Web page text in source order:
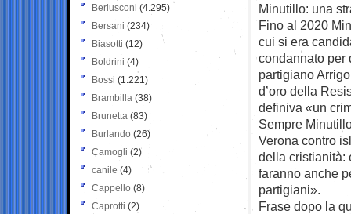
Minutillo: una
Fino al 2020
cui si era
condannato per
partigiano
d’oro della
definiva «un
Sempre
Verona contro
della cristianità:
faranno anche
partigiani».
Frase dopo la
Berlusconi (4.295)
Bersani (234)
Biasotti (12)
Boldrini (4)
Bossi (1.221)
Brambilla (38)
Brunetta (83)
Burlando (26)
Camogli (2)
canile (4)
Cappello (8)
Caprotti (2)